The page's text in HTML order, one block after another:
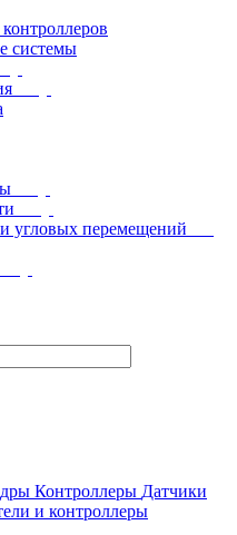
системы
угловых перемещений
Контроллеры Датчики
и контроллеры